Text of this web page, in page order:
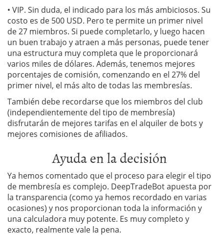
• VIP. Sin duda, el indicado para los más ambiciosos. Su
costo es de 500 USD. Pero te permite un primer nivel
de 27 miembros. Si puede completarlo, y luego hacen
un buen trabajo y atraen a más personas, puede tener
una estructura muy completa que le proporcionará
varios miles de dólares. Además, tenemos mejores
porcentajes de comisión, comenzando en el 27% del
primer nivel, el más alto de todas las membresías.
También debe recordarse que los miembros del club
(independientemente del tipo de membresía)
disfrutarán de mejores tarifas en el alquiler de bots y
mejores comisiones de afiliados.
Ayuda en la decisión
Ya hemos comentado que el proceso para elegir el tipo
de membresía es complejo. DeepTradeBot apuesta por
la transparencia (como ya hemos recordado en varias
ocasiones) y nos proporcionan toda la información y
una calculadora muy potente. Es muy completo y
exacto, realmente vale la pena.